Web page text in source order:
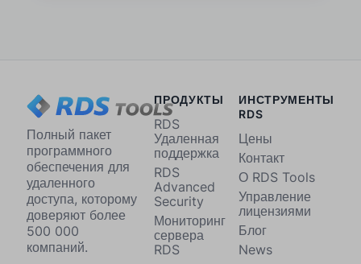
Полный пакет
программного
обеспечения для
удаленного
доступа, которому
доверяют более
500 000
компаний.
ПРОДУКТЫ
RDS
Удаленная
поддержка
RDS
Advanced
Security
Мониторинг
сервера
RDS
ИНСТРУМЕНТЫ
RDS
Цены
Контакт
О RDS Tools
Управление
лицензиями
Блог
News